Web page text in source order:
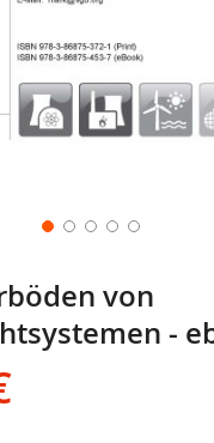
von
-